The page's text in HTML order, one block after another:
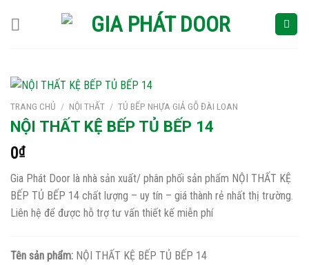
TRANG CHỦ / NỘI THẤT / TỦ BẾP NHỰA GIẢ GỖ ĐÀI LOAN
NỘI THẤT KỆ BẾP TỦ BẾP 14
0₫
Gia Phát Door là nhà sản xuất/ phân phối sản phẩm NỘI THẤT KỆ
BẾP TỦ BẾP 14 chất lượng – uy tín – giá thành rẻ nhất thị trường.
Liên hệ để được hỗ trợ tư vấn thiết kế miễn phí
Tên sản phẩm: NỘI THẤT KỆ BẾP TỦ BẾP 14